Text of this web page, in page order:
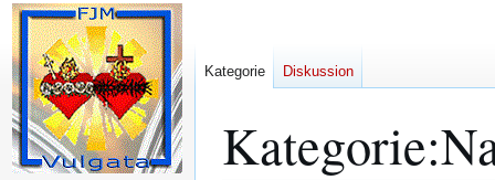
Kategorie:
Kategorie Diskussion